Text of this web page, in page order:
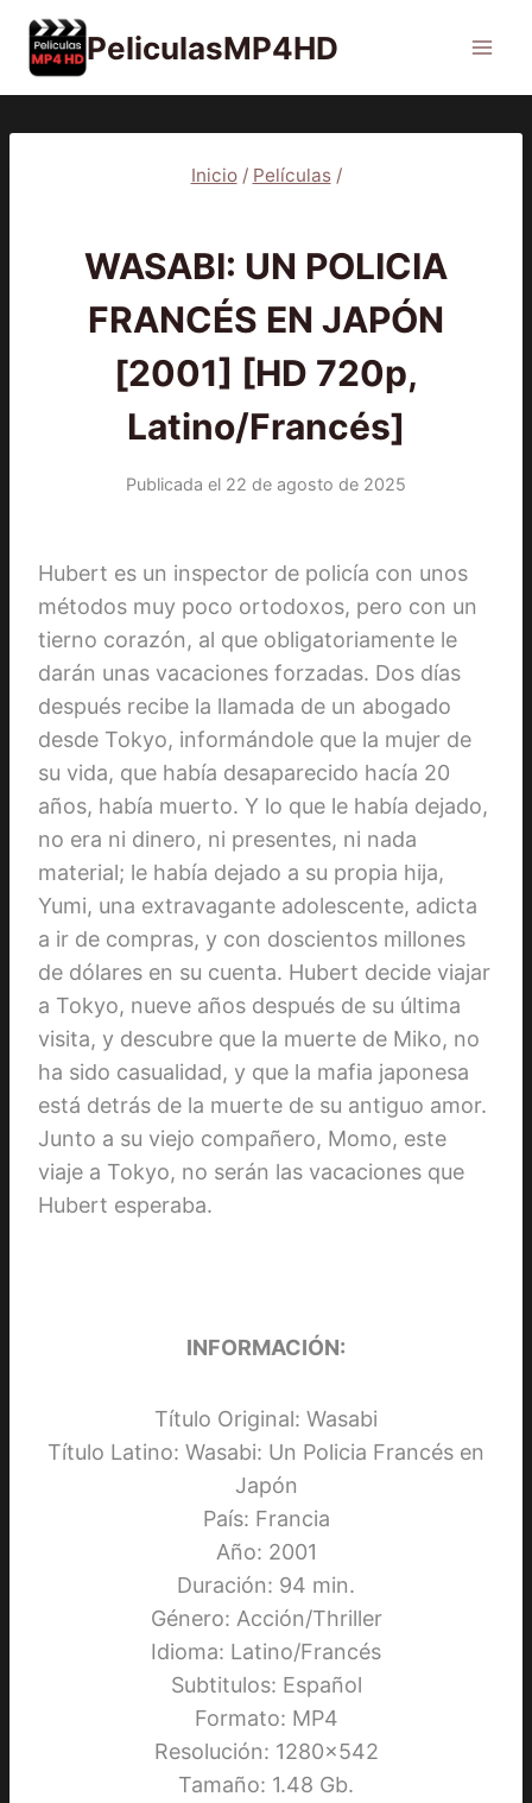
Saltar
contenido
PeliculasMP4HD
Inicio / Películas /
WASABI: UN POLICIA
FRANCÉS EN JAPÓN
[2001] [HD 720p,
Latino/Francés]
Publicada el 22 de agosto de 2025
Hubert es un inspector de policía con unos
métodos muy poco ortodoxos, pero con un
tierno corazón, al que obligatoriamente le
darán unas vacaciones forzadas. Dos días
después recibe la llamada de un abogado
desde Tokyo, informándole que la mujer de
su vida, que había desaparecido hacía 20
años, había muerto. Y lo que le había dejado,
no era ni dinero, ni presentes, ni nada
material; le había dejado a su propia hija,
Yumi, una extravagante adolescente, adicta
a ir de compras, y con doscientos millones
de dólares en su cuenta. Hubert decide viajar
a Tokyo, nueve años después de su última
visita, y descubre que la muerte de Miko, no
ha sido casualidad, y que la mafia japonesa
está detrás de la muerte de su antiguo amor.
Junto a su viejo compañero, Momo, este
viaje a Tokyo, no serán las vacaciones que
Hubert esperaba.
INFORMACIÓN:
Título Original: Wasabi
Título Latino: Wasabi: Un Policia Francés en
Japón
País: Francia
Año: 2001
Duración: 94 min.
Género: Acción/Thriller
Idioma: Latino/Francés
Subtitulos: Español
Formato: MP4
Resolución: 1280×542
Tamaño: 1.48 Gb.